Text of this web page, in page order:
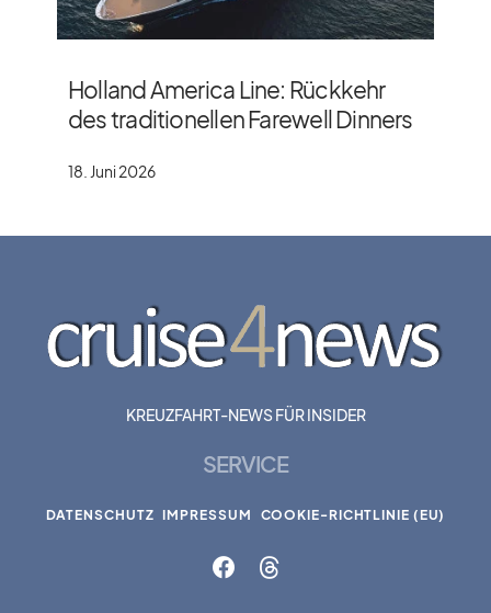
Holland America Line: Rückkehr
des traditionellen Farewell Dinners
18. Juni 2026
KREUZFAHRT-NEWS FÜR INSIDER
SERVICE
DATENSCHUTZ IMPRESSUM COOKIE-RICHTLINIE (EU)